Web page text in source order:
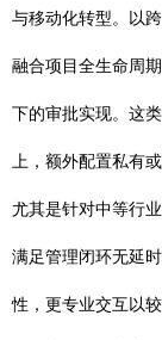
与移动化转型。以
融合项目全生命周
下的审批实现。这
上，额外配置私有
尤其是针对中等行
满足管理闭环无延
性，更专业交互以